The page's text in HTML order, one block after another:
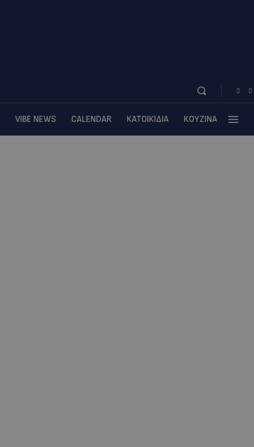
VIBE NEWS CALENDAR ΚΑΤΟΙΚΙΔΙΑ ΚΟΥΖΙΝΑ